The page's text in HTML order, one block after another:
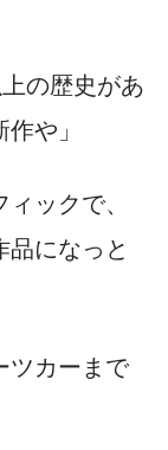
の歴史があ
や」
ックで、
品になっと
ツカーまで